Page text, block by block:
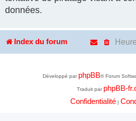
données.
Index du forum
Développé par phpBB® Forum
Traduit par phpBB-
Confidentialité|